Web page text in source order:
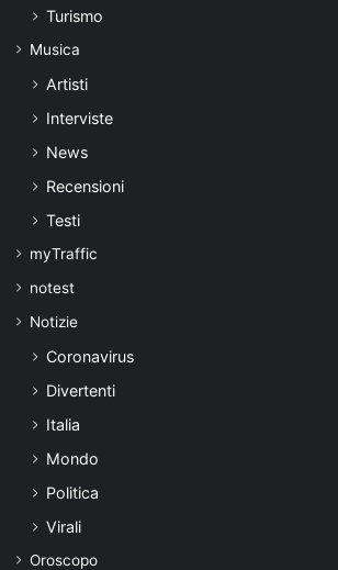
Turismo
Musica
Artisti
Interviste
News
Recensioni
Testi
myTraffic
notest
Notizie
Coronavirus
Divertenti
Italia
Mondo
Politica
Virali
Oroscopo